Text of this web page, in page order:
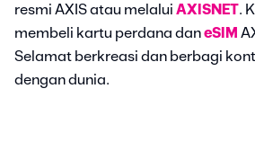
resmi AXIS atau melalui AXISNET.
membeli kartu perdana daneSIM
Selamat berkreasi dan berbagi
dengan dunia.